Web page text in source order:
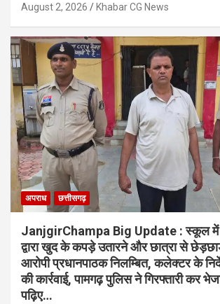
August 2, 2026 Khabar CG News
अपराध छत्तीसगढ़
JanjgirChampa Big Update : स्कूल में
द्वारा खुद के कपड़े उतारने और छात्रा से
आरोपी प्रधानपाठक निलम्बित, कलेक्टर के
की कार्रवाई, पामगढ़ पुलिस ने गिरफ्तारी कर
पढ़िए…